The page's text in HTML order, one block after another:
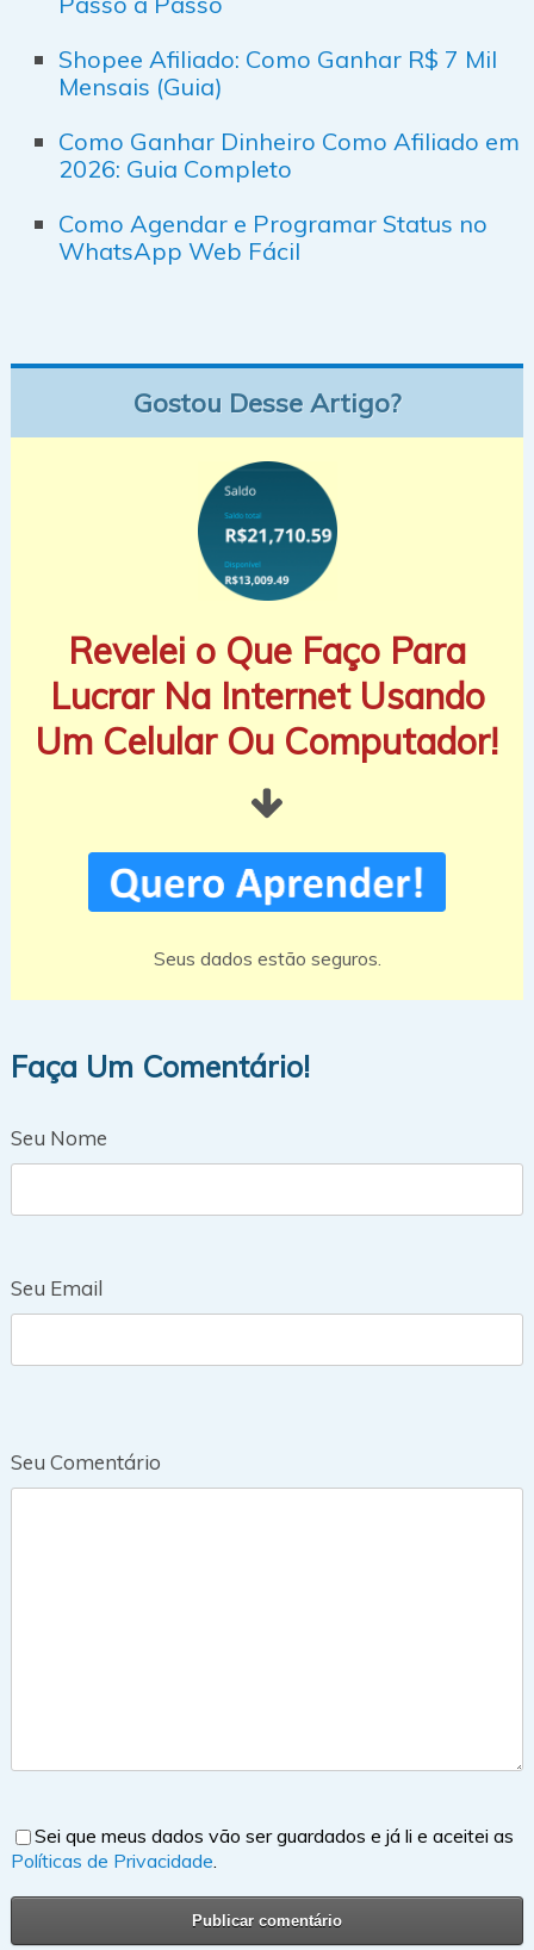
Shopee Afiliado: Como Ganhar R$ 7 Mil
Mensais (Guia)
Como Ganhar Dinheiro Como Afiliado em
2026: Guia Completo
Como Agendar e Programar Status no
WhatsApp Web Fácil
Gostou Desse Artigo?
Revelei o Que Faço Para
Lucrar Na Internet Usando
Um Celular Ou Computador!
Seus dados estão seguros.
Faça Um Comentário!
Seu Nome
Seu Email
Seu Comentário
Sei que meus dados vão ser guardados e já li e aceitei as
Políticas de Privacidade.